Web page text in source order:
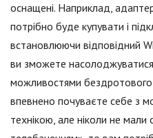
оснащені. Наприклад,
потрібно буде купувати і
встановлюючи відповідний
ви зможете
можливостями бездротового
впевнено почуваєте себе з
технікою, але ніколи не